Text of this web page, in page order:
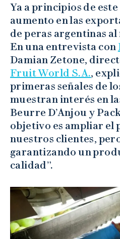
Ya a principios de
aumento en las
de peras argentinas
En una entrevista con
Damian Zetone,
Fruit World S.A.,
primeras señales de
muestran interés en
Beurre D’Anjou y
objetivo es ampliar el
nuestros clientes,
garantizando un
calidad”.